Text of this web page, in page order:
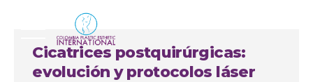
Cicatrices postquirúrgicas:
evolución y protocolos láser